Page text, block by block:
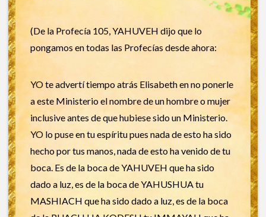
(De la Profecía 105, YAHUVEH dijo que lo
pongamos en todas las Profecías desde ahora:
YO te advertí tiempo atrás Elisabeth en no ponerle
a este Ministerio el nombre de un hombre o mujer
inclusive antes de que hubiese sido un Ministerio.
YO lo puse en tu espíritu pues nada de esto ha sido
hecho por tus manos, nada de esto ha venido de tu
boca. Es de la boca de YAHUVEH que ha sido
dado a luz, es de la boca de YAHUSHUA tu
MASHIACH que ha sido dado a luz, es de la boca